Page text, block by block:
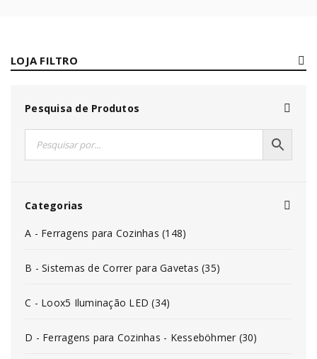
LOJA FILTRO
Pesquisa de Produtos
Categorias
A - Ferragens para Cozinhas (148)
B - Sistemas de Correr para Gavetas (35)
C - Loox5 Iluminação LED (34)
D - Ferragens para Cozinhas - Kesseböhmer (30)